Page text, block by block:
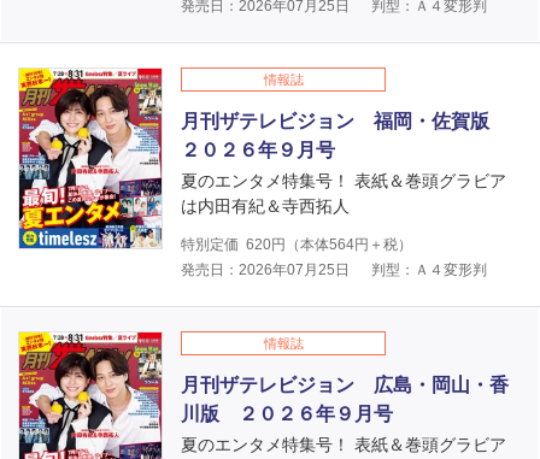
発売日：2026年07月25日
判型：Ａ４変形判
情報誌
月刊ザテレビジョン 福岡・佐賀版
２０２６年９月号
夏のエンタメ特集号！ 表紙＆巻頭グラビア
は内田有紀＆寺西拓人
特別定価 620円（本体564円＋税）
発売日：2026年07月25日
判型：Ａ４変形判
情報誌
月刊ザテレビジョン 広島・岡山・香
川版 ２０２６年９月号
夏のエンタメ特集号！ 表紙＆巻頭グラビア